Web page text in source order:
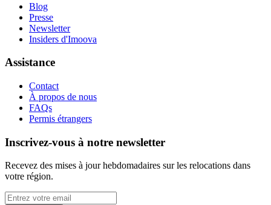
Blog
Presse
Newsletter
Insiders d'Imoova
Assistance
Contact
À propos de nous
FAQs
Permis étrangers
Inscrivez-vous à notre newsletter
Recevez des mises à jour hebdomadaires sur les relocations dans
votre région.